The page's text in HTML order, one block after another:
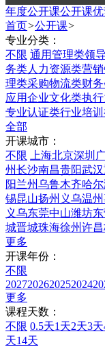
年度公开课公开课
首页>公开课>
专业分类：
不限 通用管理类领
务类人力资源类营
理类采购物流类财
应用企业文化类执行
专业认证类行业培
全部
开课城市：
不限
上海北京深圳
州长沙南昌贵阳武汉
阳兰州乌鲁木齐哈
锡昆山扬州 义乌温州
义乌东莞中山潍坊
城晋城珠海徐州许昌
更多
开课年份：
不限
2027202620252024
更多
课程天数：
不限 0.5天1天2天3天
天14天